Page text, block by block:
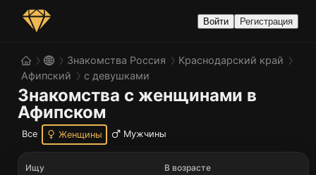
Войти Регистрация
Знакомства Россия
Краснодарский край
Афипский
с девушками
Знакомства с женщинами в
Афипском
Все Женщины Мужчины
Ищу В возрасте